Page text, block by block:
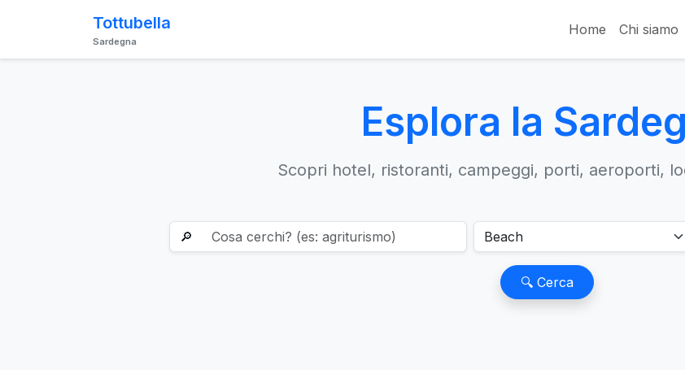
Tottubella
Sardegna
Home Chi siamo
Esplora la
Scopri hotel, ristoranti, campeggi, porti, aeroporti,
🔎
🔍 Cerca